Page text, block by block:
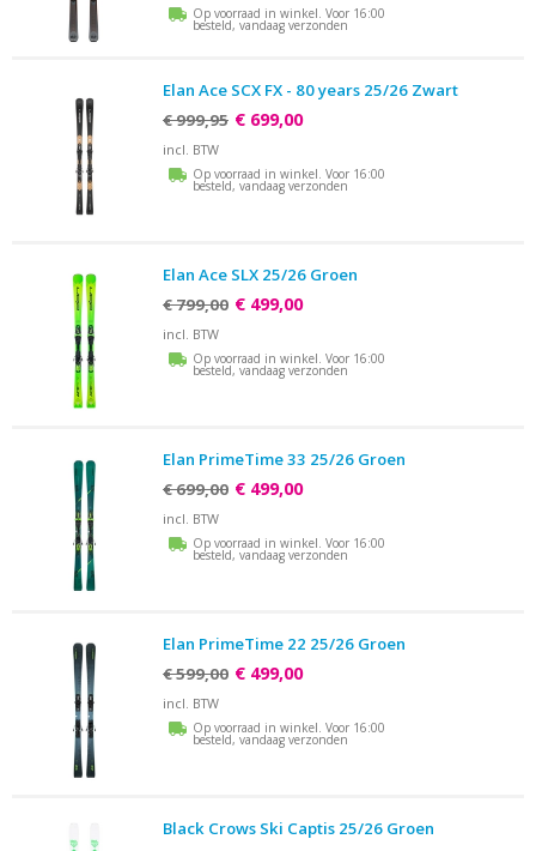
Op voorraad in winkel. Voor 16:00
besteld, vandaag verzonden
Elan Ace SCX FX - 80 years 25/26 Zwart
€ 999,95 € 699,00
incl. BTW
Op voorraad in winkel. Voor 16:00
besteld, vandaag verzonden
Elan Ace SLX 25/26 Groen
€ 799,00 € 499,00
incl. BTW
Op voorraad in winkel. Voor 16:00
besteld, vandaag verzonden
Elan PrimeTime 33 25/26 Groen
€ 699,00 € 499,00
incl. BTW
Op voorraad in winkel. Voor 16:00
besteld, vandaag verzonden
Elan PrimeTime 22 25/26 Groen
€ 599,00 € 499,00
incl. BTW
Op voorraad in winkel. Voor 16:00
besteld, vandaag verzonden
Black Crows Ski Captis 25/26 Groen